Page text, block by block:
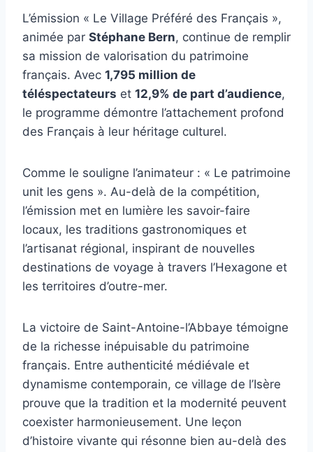
L’émission « Le Village Préféré des Français »,
animée par Stéphane Bern, continue de remplir
sa mission de valorisation du patrimoine
français. Avec 1,795 million de
téléspectateurs et 12,9% de part d’audience,
le programme démontre l’attachement profond
des Français à leur héritage culturel.
Comme le souligne l’animateur : « Le patrimoine
unit les gens ». Au-delà de la compétition,
l’émission met en lumière les savoir-faire
locaux, les traditions gastronomiques et
l’artisanat régional, inspirant de nouvelles
destinations de voyage à travers l’Hexagone et
les territoires d’outre-mer.
La victoire de Saint-Antoine-l’Abbaye témoigne
de la richesse inépuisable du patrimoine
français. Entre authenticité médiévale et
dynamisme contemporain, ce village de l’Isère
prouve que la tradition et la modernité peuvent
coexister harmonieusement. Une leçon
d’histoire vivante qui résonne bien au-delà des